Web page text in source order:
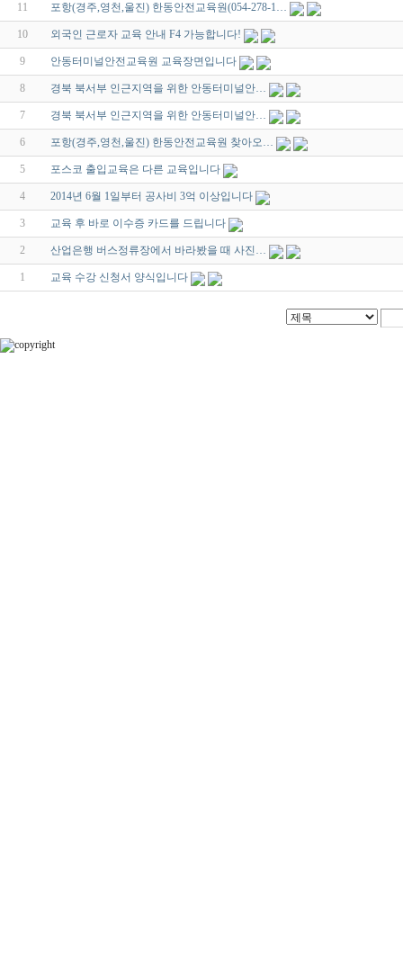
11 포항(경주,영천,울진) 한동안전교육원(054-278-1…
10 외국인 근로자 교육 안내 F4 가능합니다!
9 안동터미널안전교육원 교육장면입니다
8 경북 북서부 인근지역을 위한 안동터미널안…
7 경북 북서부 인근지역을 위한 안동터미널안…
6 포항(경주,영천,울진) 한동안전교육원 찾아오…
5 포스코 출입교육은 다른 교육입니다
4 2014년 6월 1일부터 공사비 3억 이상입니다
3 교육 후 바로 이수증 카드를 드립니다
2 산업은행 버스정류장에서 바라봤을 때 사진…
1 교육 수강 신청서 양식입니다